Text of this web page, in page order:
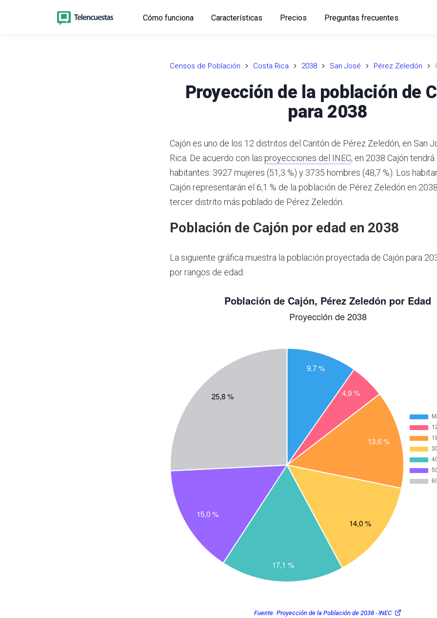
Cómo funciona Características Precios Preguntas frecuentes
Censos de Población Costa Rica 2038 San José Pérez Zeledón
Proyección de la población de
para 2038
Cajón es uno de los 12 distritos del Cantón de Pérez Zeledón, en San
Rica. De acuerdo con las proyecciones del INEC, en 2038 Cajón
habitantes: 3927 mujeres (51,3 %) y 3735 hombres (48,7 %). Los
Cajón representarán el 6,1 % de la población de Pérez Zeledón en
tercer distrito más poblado de Pérez Zeledón.
Población de Cajón por edad en 2038
La siguiente gráfica muestra la población proyectada de Cajón para
por rangos de edad.
Fuente: Proyección de la Población de 2038 - INEC